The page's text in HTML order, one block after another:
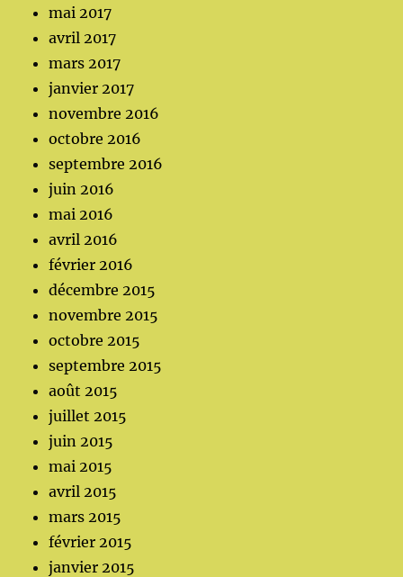
mai 2017
avril 2017
mars 2017
janvier 2017
novembre 2016
octobre 2016
septembre 2016
juin 2016
mai 2016
avril 2016
février 2016
décembre 2015
novembre 2015
octobre 2015
septembre 2015
août 2015
juillet 2015
juin 2015
mai 2015
avril 2015
mars 2015
février 2015
janvier 2015